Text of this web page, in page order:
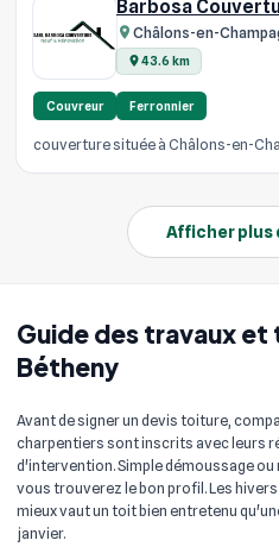
Guide des travaux
Bétheny
Avant de signer un devis toiture,
charpentiers sont inscrits avec leurs
d'intervention. Simple démoussage
vous trouverez le bon profil. Les hivers
mieux vaut un toit bien entretenu
janvier.
Barbosa
Châlons-en-
43.6 km
Couvreur Ferronnier
couverture située à Châlons-en-
Afficher plus